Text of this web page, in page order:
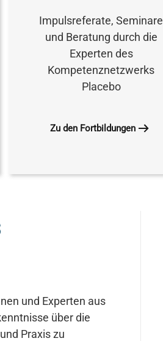
Impulsreferate, Seminare
und Beratung durch die
Experten des
Kompetenznetzwerks
Placebo
Zu den Fortbildungen
und Experten aus
über die
Praxis zu